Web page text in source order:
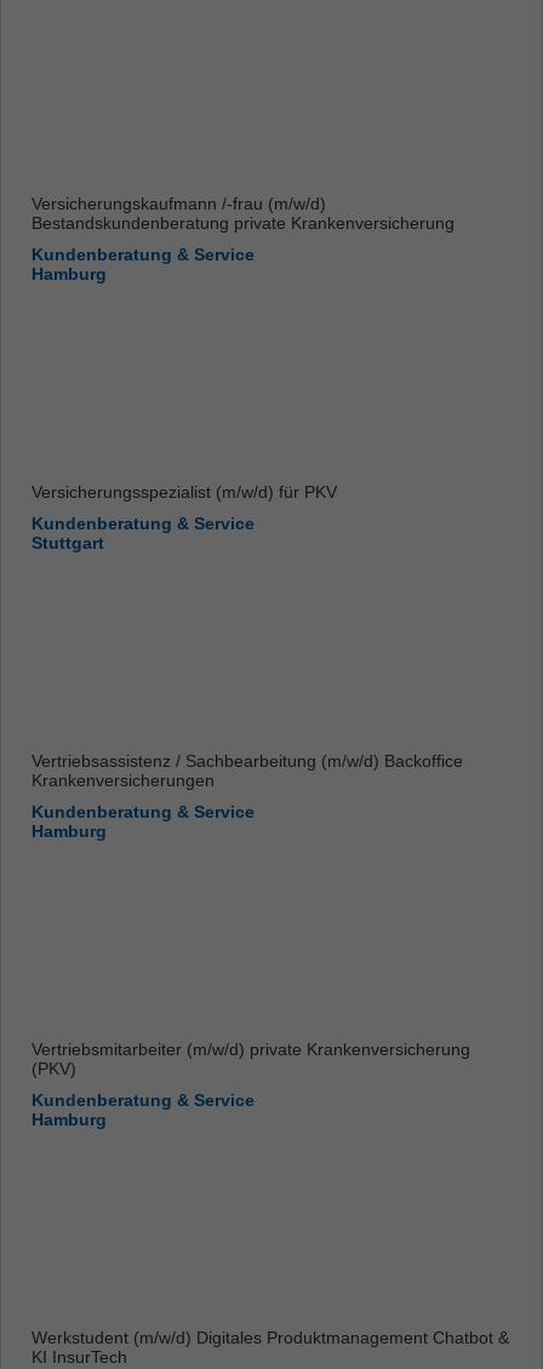
Versicherungskaufmann /-frau (m/w/d)
Bestandskundenberatung private Krankenversicherung
Kundenberatung & Service
Hamburg
Versicherungsspezialist (m/w/d) für PKV
Kundenberatung & Service
Stuttgart
Vertriebsassistenz / Sachbearbeitung (m/w/d) Backoffice
Krankenversicherungen
Kundenberatung & Service
Hamburg
Vertriebsmitarbeiter (m/w/d) private Krankenversicherung
(PKV)
Kundenberatung & Service
Hamburg
Werkstudent (m/w/d) Digitales Produktmanagement Chatbot &
KI InsurTech